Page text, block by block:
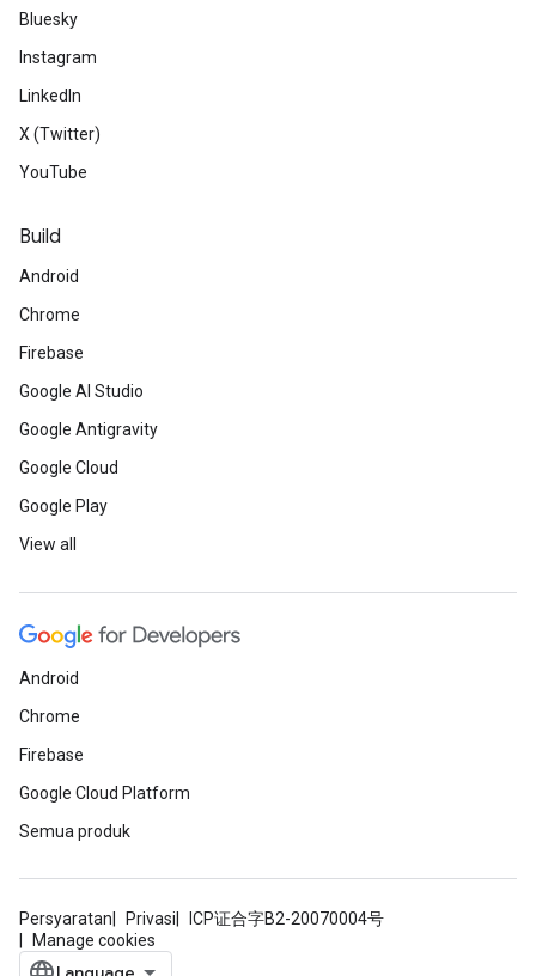
Bluesky
Instagram
LinkedIn
X (Twitter)
YouTube
Build
Android
Chrome
Firebase
Google AI Studio
Google Antigravity
Google Cloud
Google Play
View all
Android
Chrome
Firebase
Google Cloud Platform
Semua produk
Persyaratan Privasi
ICP证合字B2-20070004号
Manage cookies